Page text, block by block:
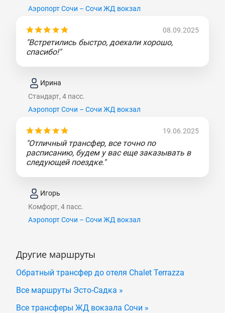
Аэропорт Сочи – Сочи ЖД вокзал
08.09.2025
"Встретились быстро, доехали хорошо,
спасибо!"
Ирина
Стандарт, 4 пасс.
Аэропорт Сочи – Сочи ЖД вокзал
19.06.2025
"Отличный трансфер, все точно по
расписанию, будем у вас еще заказывать в
следующей поездке."
Игорь
Комфорт, 4 пасс.
Аэропорт Сочи – Сочи ЖД вокзал
Другие маршруты
Обратный трансфер до отеля Chalet Terrazza
Все маршруты Эсто-Садка »
Все трансферы ЖД вокзала Сочи »